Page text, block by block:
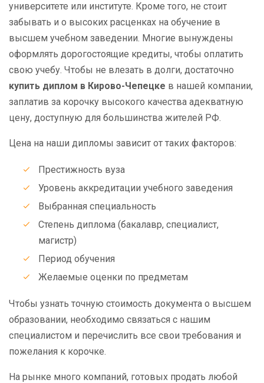
университете или институте. Кроме того, не стоит
забывать и о высоких расценках на обучение в
высшем учебном заведении. Многие вынуждены
оформлять дорогостоящие кредиты, чтобы оплатить
свою учебу. Чтобы не влезать в долги, достаточно
купить диплом в Кирово-Чепецке в нашей компании,
заплатив за корочку высокого качества адекватную
цену, доступную для большинства жителей РФ.
Цена на наши дипломы зависит от таких факторов:
Престижность вуза
Уровень аккредитации учебного заведения
Выбранная специальность
Степень диплома (бакалавр, специалист,
магистр)
Период обучения
Желаемые оценки по предметам
Чтобы узнать точную стоимость документа о высшем
образовании, необходимо связаться с нашим
специалистом и перечислить все свои требования и
пожелания к корочке.
На рынке много компаний, готовых продать любой